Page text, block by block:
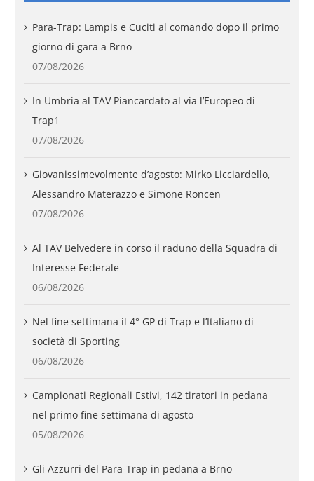
Para-Trap: Lampis e Cuciti al comando dopo il primo
giorno di gara a Brno
07/08/2026
In Umbria al TAV Piancardato al via l’Europeo di
Trap1
07/08/2026
Giovanissimevolmente d’agosto: Mirko Licciardello,
Alessandro Materazzo e Simone Roncen
07/08/2026
Al TAV Belvedere in corso il raduno della Squadra di
Interesse Federale
06/08/2026
Nel fine settimana il 4° GP di Trap e l’Italiano di
società di Sporting
06/08/2026
Campionati Regionali Estivi, 142 tiratori in pedana
nel primo fine settimana di agosto
05/08/2026
Gli Azzurri del Para-Trap in pedana a Brno